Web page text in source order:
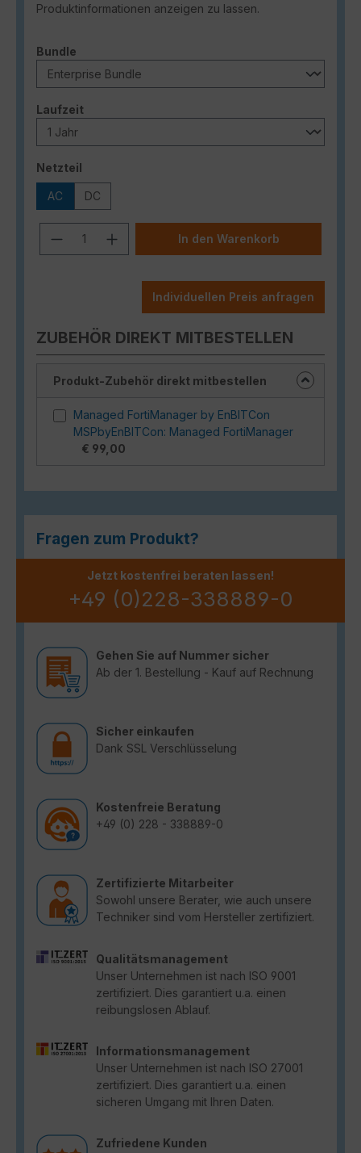
Produktinformationen anzeigen zu lassen.
Bundle
Laufzeitauswählen
Netzteil
AC DC
Produkt Anzahl: Gib den
In den Warenkorb
Individuellen Preis anfragen
ZUBEHÖR DIREKT MITBESTELLEN
Produkt-Zubehör direkt mitbestellen
Managed FortiManager by EnBITCon
MSPbyEnBITCon: Managed FortiManager
€ 99,00
Fragen zum Produkt?
Jetzt kostenfrei beraten lassen!
+49 (0)228-338889-0
Gehen Sie auf Nummer sicher
Ab der 1. Bestellung - Kauf auf Rechnung
Sicher einkaufen
Dank SSL Verschlüsselung
Kostenfreie Beratung
+49 (0) 228 - 338889-0
Zertifizierte Mitarbeiter
Sowohl unsere Berater, wie auch unsere
Techniker sind vom Hersteller zertifiziert.
Qualitätsmanagement
Unser Unternehmen ist nach ISO 9001
zertifiziert. Dies garantiert u.a. einen
reibungslosen Ablauf.
Informationsmanagement
Unser Unternehmen ist nach ISO 27001
zertifiziert. Dies garantiert u.a. einen
sicheren Umgang mit Ihren Daten.
Zufriedene Kunden